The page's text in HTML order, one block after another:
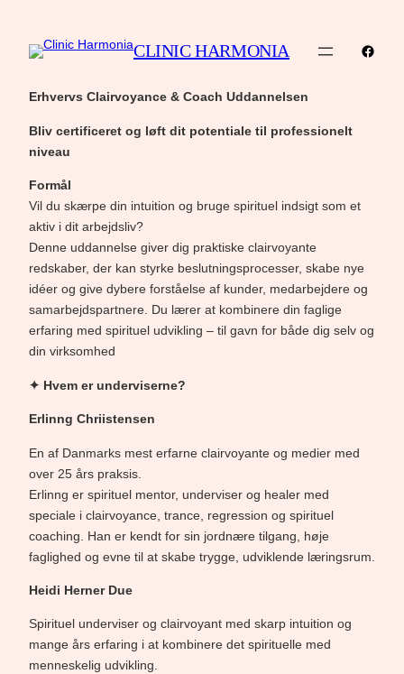
CLINIC HARMONIA
Erhvervs Clairvoyance & Coach Uddannelsen
Bliv certificeret og løft dit potentiale til professionelt
niveau
Formål
Vil du skærpe din intuition og bruge spirituel indsigt som et
aktiv i dit arbejdsliv?
Denne uddannelse giver dig praktiske clairvoyante
redskaber, der kan styrke beslutningsprocesser, skabe nye
idéer og give dybere forståelse af kunder, medarbejdere og
samarbejdspartnere. Du lærer at kombinere din faglige
erfaring med spirituel udvikling – til gavn for både dig selv og
din virksomhed
✦ Hvem er underviserne?
Erlinng Chriistensen
En af Danmarks mest erfarne clairvoyante og medier med
over 25 års praksis.
Erlinng er spirituel mentor, underviser og healer med
speciale i clairvoyance, trance, regression og spirituel
coaching. Han er kendt for sin jordnære tilgang, høje
faglighed og evne til at skabe trygge, udviklende læringsrum.
Heidi Herner Due
Spirituel underviser og clairvoyant med skarp intuition og
mange års erfaring i at kombinere det spirituelle med
menneskelig udvikling.